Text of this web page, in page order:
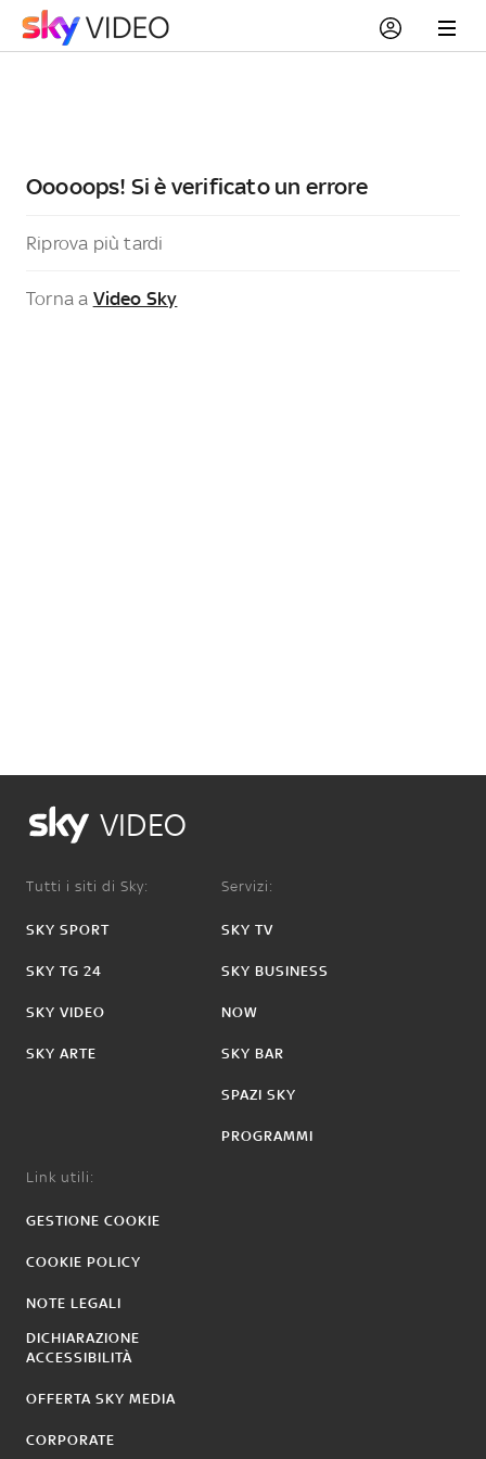
Ooooops! Si è verificato un errore
Riprova più tardi
Torna a Video Sky
VIDEO
Tutti i siti di Sky:
SKY SPORT
SKY TG 24
SKY VIDEO
SKY ARTE
Servizi:
SKY TV
SKY BUSINESS
NOW
SKY BAR
SPAZI SKY
PROGRAMMI
Link utili:
GESTIONE COOKIE
COOKIE POLICY
NOTE LEGALI
DICHIARAZIONE
ACCESSIBILITÀ
OFFERTA SKY MEDIA
CORPORATE